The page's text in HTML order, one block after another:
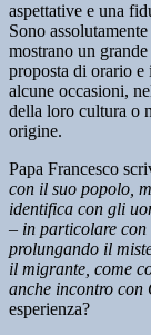
aspettative e una
Sono
mostrano un
proposta di orario
alcune occasioni,
della loro cultura o
origine.
Papa Francesco
con il suo popolo,
identifica con gli
– in particolare
prolungando il
il migrante, come
anche incontro con
esperienza?